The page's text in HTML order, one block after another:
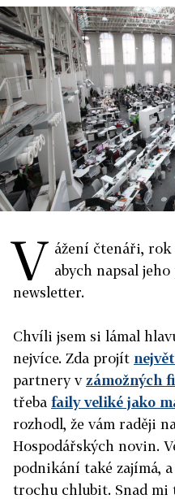
V ážení čtenáři, rok
abych napsal
newsletter.
Chvíli jsem si lámal
nejvíce. Zda projít
partnery v zámožných
třeba faily veliké jako
rozhodl, že vám raději
Hospodářských novin.
podnikání také zajímá,
trochu chlubit. Snad mi